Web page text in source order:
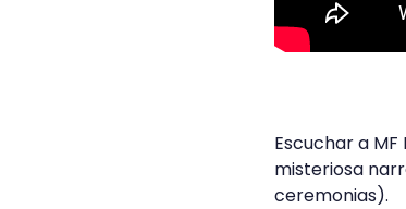
Escuchar a
misteriosa
ceremonias).